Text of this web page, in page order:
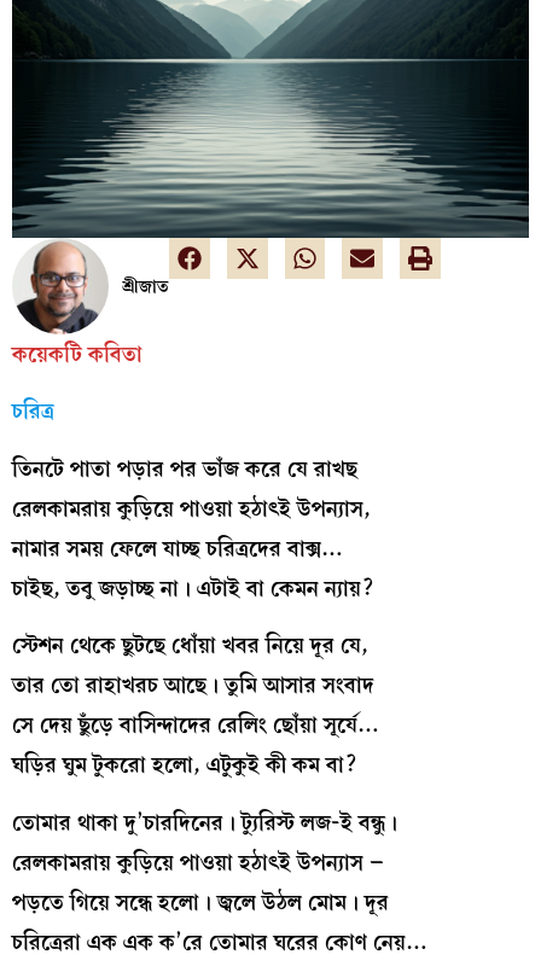
শ্রীজাত
কয়েকটি কবিতা
চরিত্র
তিনটে পাতা পড়ার পর ভাঁজ করে যে রাখছ
রেলকামরায় কুড়িয়ে পাওয়া হঠাৎই উপন্যাস,
নামার সময় ফেলে যাচ্ছ চরিত্রদের বাক্স…
চাইছ, তবু জড়াচ্ছ না। এটাই বা কেমন ন্যায়?
স্টেশন থেকে ছুটছে ধোঁয়া খবর নিয়ে দূর যে,
তার তো রাহাখরচ আছে। তুমি আসার সংবাদ
সে দেয় ছুঁড়ে বাসিন্দাদের রেলিং ছোঁয়া সূর্যে…
ঘড়ির ঘুম টুকরো হলো, এটুকুই কী কম বা?
তোমার থাকা দু’চারদিনের। ট্যুরিস্ট লজ-ই বন্ধু।
রেলকামরায় কুড়িয়ে পাওয়া হঠাৎই উপন্যাস –
পড়তে গিয়ে সন্ধে হলো। জ্বলে উঠল মোম। দূর
চরিত্রেরা এক এক ক’রে তোমার ঘরের কোণ নেয়…